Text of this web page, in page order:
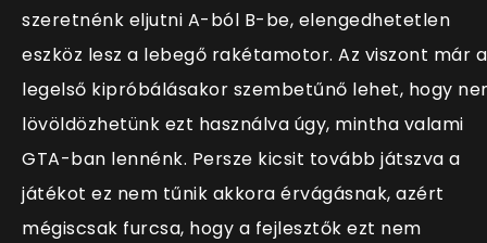
szeretnénk eljutni A-ból B-be, elengedhetetlen
eszköz lesz a lebegő rakétamotor. Az viszont már a
legelső kipróbálásakor szembetűnő lehet, hogy
lövöldözhetünk ezt használva úgy, mintha valami
GTA-ban lennénk. Persze kicsit tovább játszva a
játékot ez nem tűnik akkora érvágásnak, azért
mégiscsak furcsa, hogy a fejlesztők ezt nem